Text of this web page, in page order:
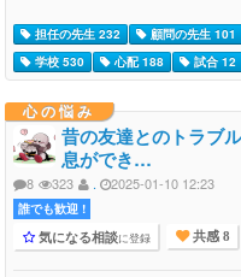
担任の先生 232 顧問の先生 101
学校 530
心配 188 試合 12
心の悩み
昔の友達とのトラブ
息ができ…
8 323 . 2025-01-10 12:23
誰でも歓迎 !
気になる相談に登録 共感 8